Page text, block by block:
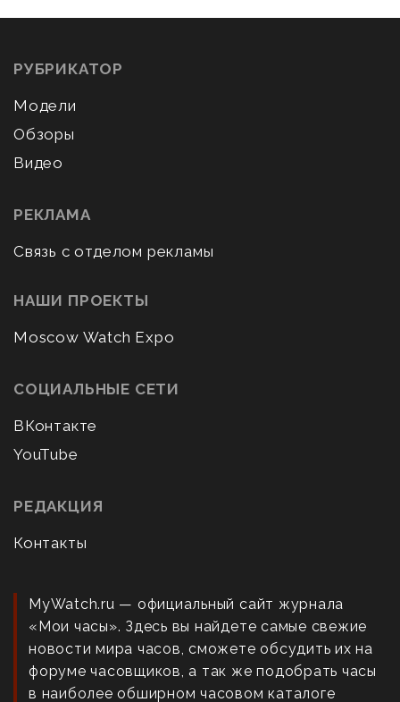
РУБРИКАТОР
Модели
Обзоры
Видео
РЕКЛАМА
Связь с отделом рекламы
НАШИ ПРОЕКТЫ
Moscow Watch Expo
СОЦИАЛЬНЫЕ СЕТИ
ВКонтакте
YouTube
РЕДАКЦИЯ
Контакты
MyWatch.ru — официальный сайт журнала
«Мои часы». Здесь вы найдете самые свежие
новости мира часов, сможете обсудить их на
форуме часовщиков, а так же подобрать часы
в наиболее обширном часовом каталоге